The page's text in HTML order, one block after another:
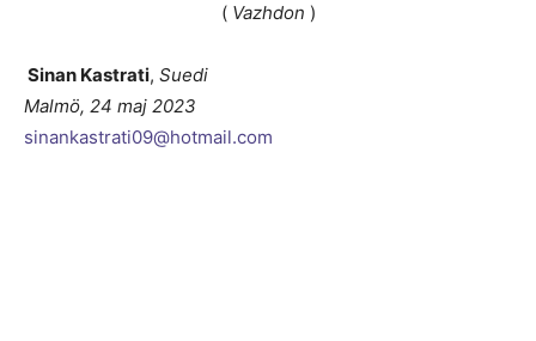
( Vazhdon )
Sinan Kastrati, Suedi
Malmö, 24 maj 2023
sinankastrati09@hotmail.com